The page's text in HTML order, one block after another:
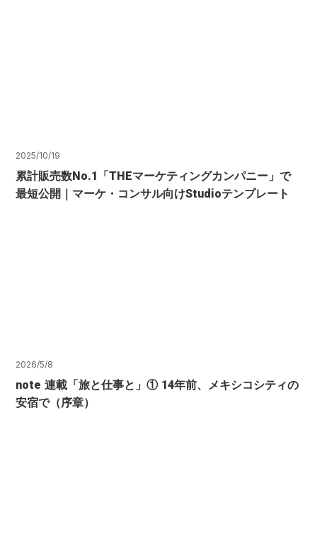
2025/10/19
累計販売数No.1「THEマーケティングカンパニー」で
最短公開｜マーケ・コンサル向けStudioテンプレート
2026/5/8
note 連載「旅と仕事と」① 14年前、メキシコシティの
安宿で（序章）